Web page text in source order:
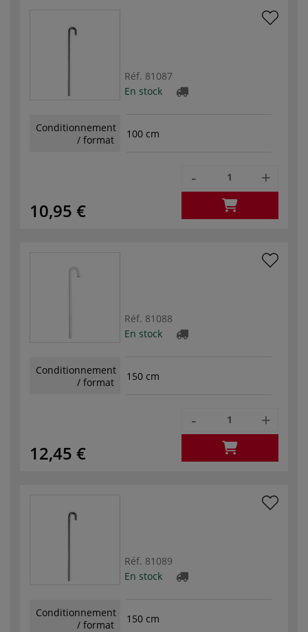
Réf. 81087
En stock
Conditionnement
/ format
100 cm
10,95 €
- +
Réf. 81088
En stock
Conditionnement
/ format
150 cm
12,45 €
- +
Réf. 81089
En stock
Conditionnement
/ format
150 cm